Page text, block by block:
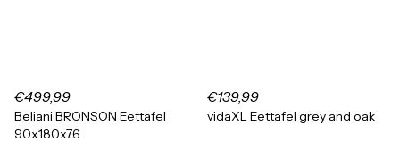
€499,99
Beliani BRONSON Eettafel
90x180x76
€139,99
vidaXL Eettafel grey and oak